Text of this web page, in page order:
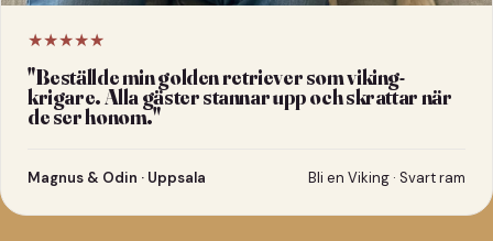
★★★★★
"Beställde min golden retriever som viking-
krigare. Alla gäster stannar upp och skrattar när
de ser honom."
Magnus & Odin · Uppsala Bli en Viking · Svart ram